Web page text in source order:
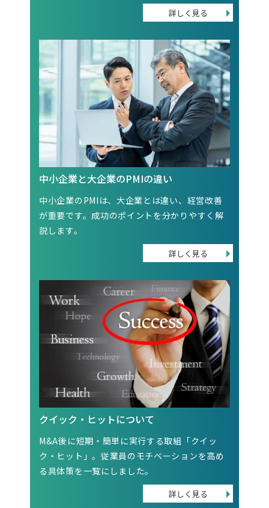
中小企業と大企業のPMIの違い
中小企業のPMIは、大企業とは違い、経営改善
が重要です。成功のポイントを分かりやすく解
説します。
クイック・ヒットについて
M&A後に短期・簡単に実行する取組「クイッ
ク・ヒット」。従業員のモチベーションを高め
る具体策を一覧にしました。